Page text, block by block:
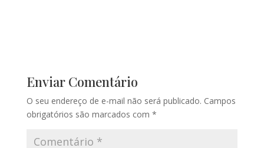
Enviar Comentário
O seu endereço de e-mail não será publicado. Campos
obrigatórios são marcados com *